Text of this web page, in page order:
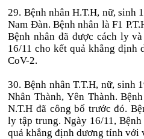
29. Bệnh nhân H.T.H, nữ, sinh
Nam Đàn. Bệnh nhân là F1
Bệnh nhân đã được cách ly
16/11 cho kết quả khẳng định
CoV-2.
30. Bệnh nhân T.T.H, nữ, sinh
Nhân Thành, Yên Thành.
N.T.H đã công bố trước đó.
ly tập trung. Ngày 16/11,
quả khẳng định dương tính với